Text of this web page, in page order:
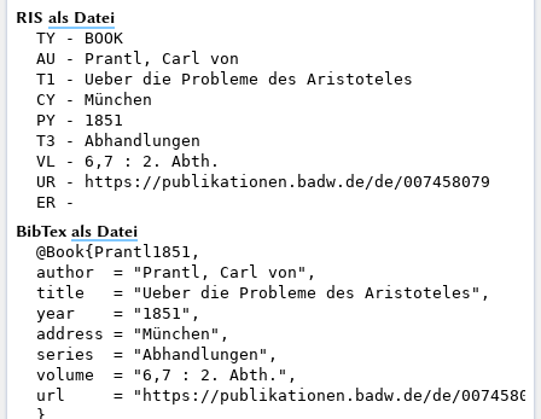
RIS als Datei
TY - BOOK
AU - Prantl, Carl von
T1 - Ueber die Probleme des Aristoteles
CY - München
PY - 1851
T3 - Abhandlungen
VL - 6,7 : 2. Abth.
UR - https://publikationen.badw.de/de/007458079
BibTex als Datei
@Book{Prantl1851,
author  = "Prantl, Carl von",
title   = "Ueber die Probleme des Aristoteles",
year    = "1851",
address = "München",
series  = "Abhandlungen",
volume  = "6,7 : 2. Abth.",
url     = "https://publikationen.badw.de/de/